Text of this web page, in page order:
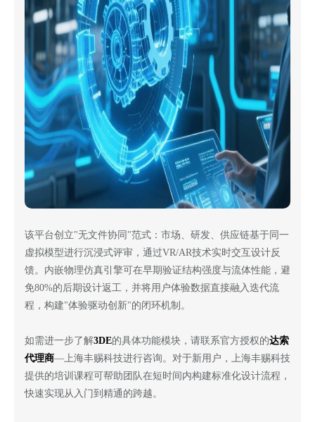
该平台创立"无文件协同"范式：市场、研发、供应链基于同一
虚拟模型进行沉浸式评审，通过VR/AR技术实时交互设计反
馈。内嵌物理仿真引擎可在早期验证结构强度与流体性能，避
免80%的后期设计返工，并将用户体验数据直接融入迭代流
程，构建"体验驱动创新"的闭环机制。
如需进一步了解3DE的具体功能模块，请联系官方授权的达索
代理商—上海丰赐科技进行咨询。对于新用户，上海丰赐科技
提供的培训课程可帮助团队在短时间内构建标准化设计流程，
快速实现从入门到精通的跨越。